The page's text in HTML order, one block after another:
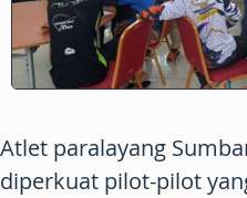
Atlet paralayang
diperkuat pilot-pilot